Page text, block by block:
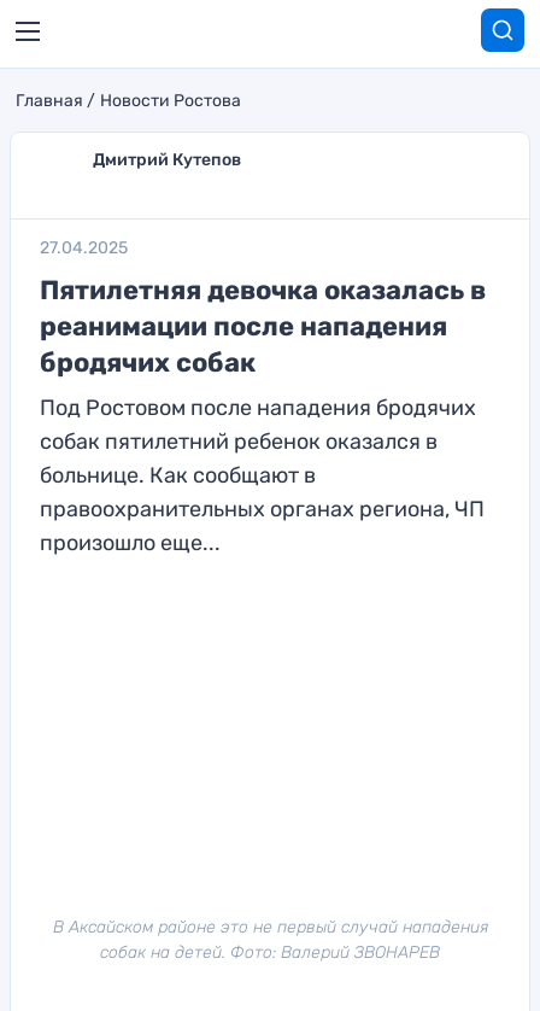
Главная Новости Ростова
Дмитрий Кутепов
27.04.2025
Пятилетняя девочка оказалась в
реанимации после нападения
бродячих собак
Под Ростовом после нападения бродячих
собак пятилетний ребенок оказался в
больнице. Как сообщают в
правоохранительных органах региона, ЧП
произошло еще...
В Аксайском районе это не первый случай нападения
собак на детей. Фото: Валерий ЗВОНАРЕВ